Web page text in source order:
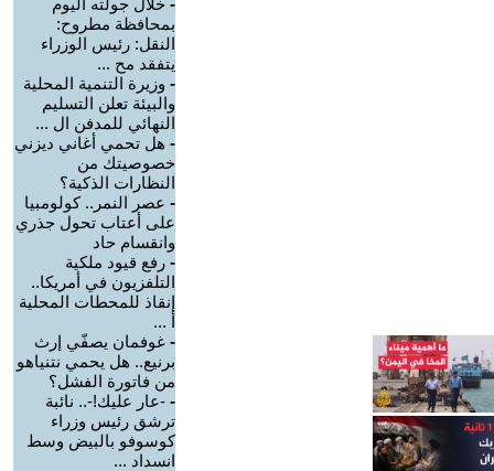
- خلال جولته اليوم
بمحافظة مطروح:
النقل: رئيس الوزراء
يتفقد مح ...
- وزيرة التنمية المحلية
والبيئة تعلن التسليم
النهائي للمدفن ال ...
- هل تحمي أغاني ديزني
خصوصيتك من
النظارات الذكية؟
- عصر النمر.. كولومبيا
على أعتاب تحول جذري
وانقسام حاد
- رفع قيود ملكية
التلفزيون في أمريكا..
إنقاذ للمحطات المحلية
أ ...
- غوفمان يصفّي إرث
برنيع.. هل يحمي نتنياهو
من فاتورة الفشل؟
- -عار عليك!-.. نائبة
ترشق رئيس وزراء
كوسوفو بالبيض وسط
انسداد ...